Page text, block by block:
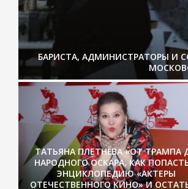
БАРИСТА, АДМИНИСТРАТОРЫ И
ТАТЬЯНА ПЛЕТНЁВА «ОТ ТРАМПА
НАРОДНОГО ОСКАРА, КАК
ЭНЦИКЛОПЕДИЮ «АКТЕРЫ
ОТЕЧЕСТВЕННОГО КИНО» И